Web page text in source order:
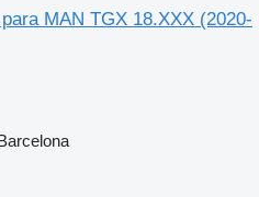
MAN TGX 18.XXX (2020-